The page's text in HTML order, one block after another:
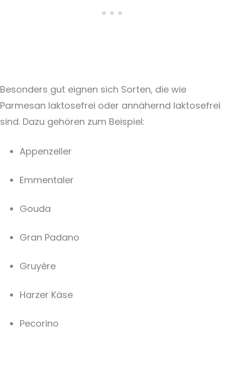
Besonders gut eignen sich Sorten, die wie
Parmesan laktosefrei oder annähernd laktosefrei
sind. Dazu gehören zum Beispiel:
Appenzeller
Emmentaler
Gouda
Gran Padano
Gruyère
Harzer Käse
Pecorino